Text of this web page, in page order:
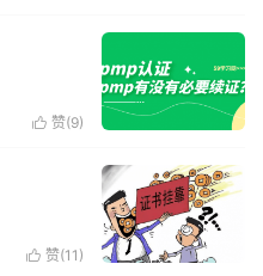
 赞(9)
 赞(11 )